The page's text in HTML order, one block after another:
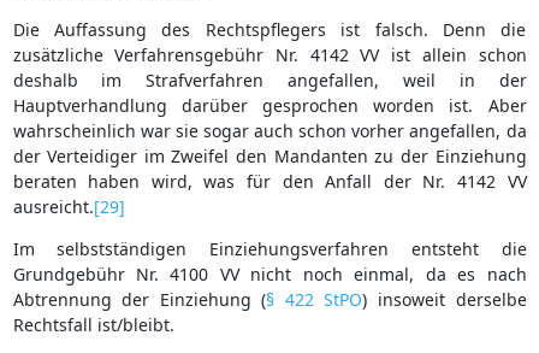
Die Auffassung des Rechtspflegers ist falsch. Denn die
zusätzliche Verfahrensgebühr Nr. 4142 VV ist allein schon
deshalb im Strafverfahren angefallen, weil in der
Hauptverhandlung darüber gesprochen worden ist. Aber
wahrscheinlich war sie sogar auch schon vorher angefallen, da
der Verteidiger im Zweifel den Mandanten zu der Einziehung
beraten haben wird, was für den Anfall der Nr. 4142 VV
ausreicht.[29]
Im selbstständigen Einziehungsverfahren entsteht die
Grundgebühr Nr. 4100 VV nicht noch einmal, da es nach
Abtrennung der Einziehung (§ 422 StPO) insoweit derselbe
Rechtsfall ist/bleibt.